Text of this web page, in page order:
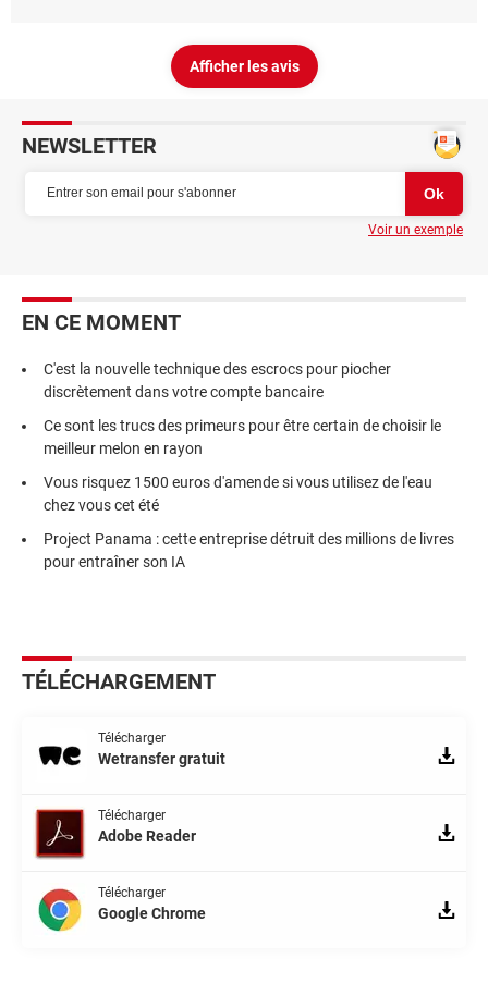
Afficher les avis
NEWSLETTER
Voir un exemple
EN CE MOMENT
C'est la nouvelle technique des escrocs pour piocher
discrètement dans votre compte bancaire
Ce sont les trucs des primeurs pour être certain de choisir le
meilleur melon en rayon
Vous risquez 1500 euros d'amende si vous utilisez de l'eau
chez vous cet été
Project Panama : cette entreprise détruit des millions de livres
pour entraîner son IA
TÉLÉCHARGEMENT
Télécharger
Wetransfer gratuit
Télécharger
Adobe Reader
Télécharger
Google Chrome